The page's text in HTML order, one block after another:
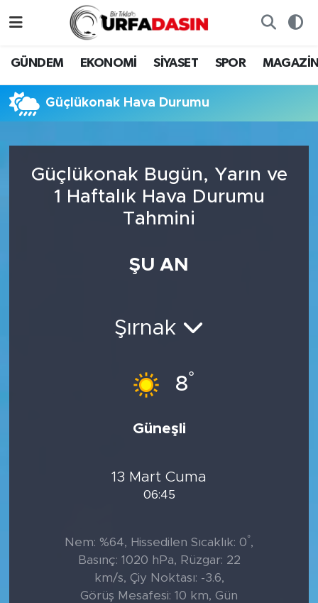
GÜNDEM EKONOMİ SİYASET SPOR
Güçlükonak Hava Durumu
Güçlükonak Bugün, Yarın ve
1 Haftalık Hava Durumu
Tahmini
ŞU AN
Şırnak
8°
Güneşli
13 Mart Cuma
06:45
Nem: %64, Hissedilen Sıcaklık: 0°,
Basınç: 1020 hPa, Rüzgar: 22
km/s, Çiy Noktası: -3.6,
Görüş Mesafesi: 10 km, Gün
MAGAZİN
Nöbetçi Eczaneler
Süper Lig Puan Durumu ve Fikstür
Son Dakika Haberleri